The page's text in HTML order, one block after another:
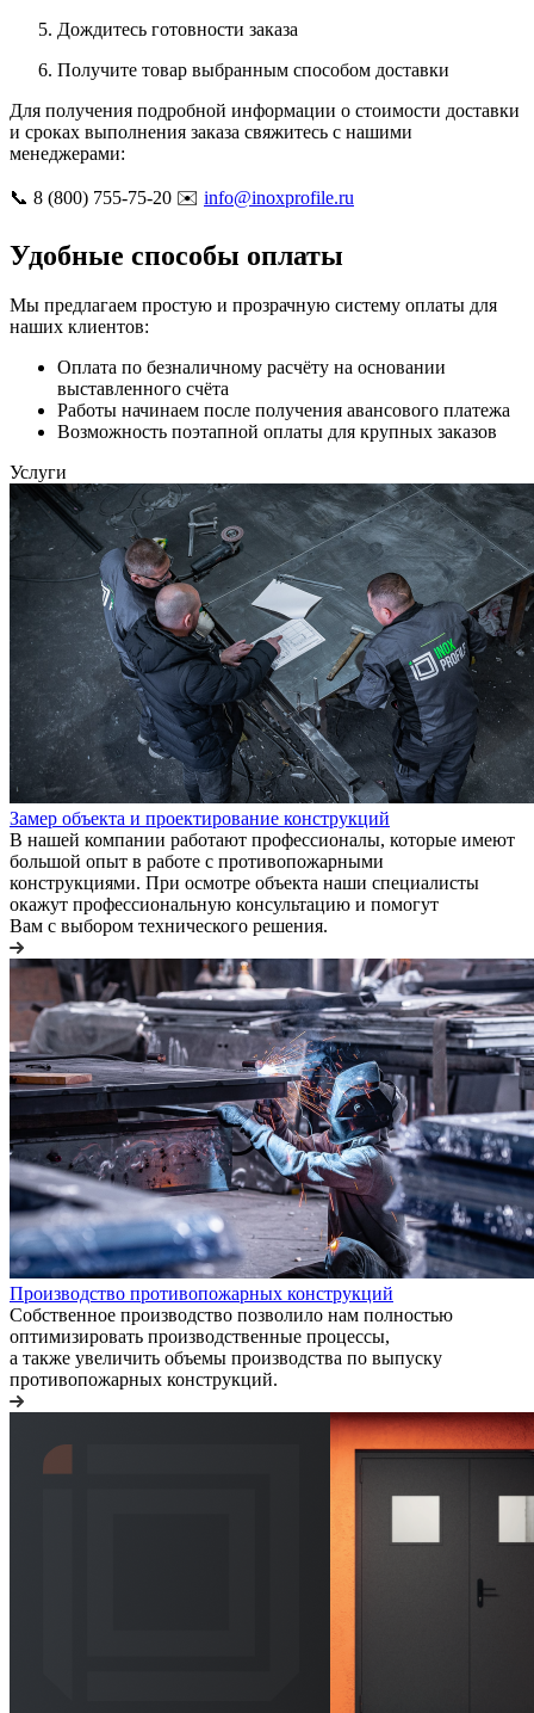
Дождитесь готовности заказа
Получите товар выбранным способом доставки
Для получения подробной информации о стоимости доставки
и сроках выполнения заказа свяжитесь с нашими
менеджерами:
📞 8 (800) 755-75-20 ✉️ info@inoxprofile.ru
Удобные способы оплаты
Мы предлагаем простую и прозрачную систему оплаты для
наших клиентов:
Оплата по безналичному расчёту на основании
выставленного счёта
Работы начинаем после получения авансового платежа
Возможность поэтапной оплаты для крупных заказов
Услуги
Замер объекта и проектирование конструкций
В нашей компании работают профессионалы, которые имеют
большой опыт в работе с противопожарными
конструкциями. При осмотре объекта наши специалисты
окажут профессиональную консультацию и помогут
Вам с выбором технического решения.
Производство противопожарных конструкций
Собственное производство позволило нам полностью
оптимизировать производственные процессы,
а также увеличить объемы производства по выпуску
противопожарных конструкций.